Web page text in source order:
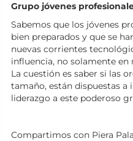
Grupo jóvenes
Sabemos que los jóvenes
bien preparados y que se
nuevas corrientes
influencia, no solamente
La cuestión es saber si las
tamaño, están dispuestas a
liderazgo a este poderoso
Compartimos con Piera